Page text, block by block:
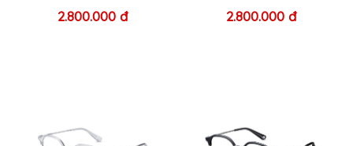
2.800.000 đ
2.800.000 đ